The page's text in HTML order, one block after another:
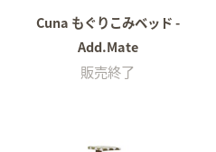
Cuna もぐりこみベッド -
Add.Mate
販売終了